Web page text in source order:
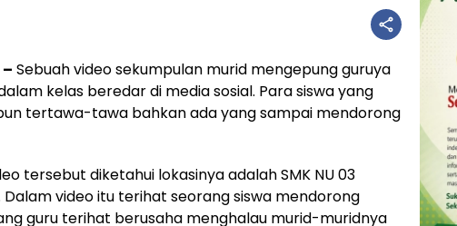
– Sebuah video sekumpulan murid mengepung guruya
kelas beredar di media sosial. Para siswa yang
tertawa-tawa bahkan ada yang sampai mendorong
tersebut diketahui lokasinya adalah SMK NU 03
Dalam video itu terihat seorang siswa mendorong
guru terihat berusaha menghalau murid-muridnya